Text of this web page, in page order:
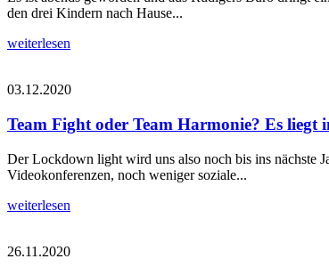
den drei Kindern nach Hause...
weiterlesen
03.12.2020
Team Fight oder Team Harmonie? Es
Der Lockdown light wird uns also noch bis ins nächste
Videokonferenzen, noch weniger soziale...
weiterlesen
26.11.2020